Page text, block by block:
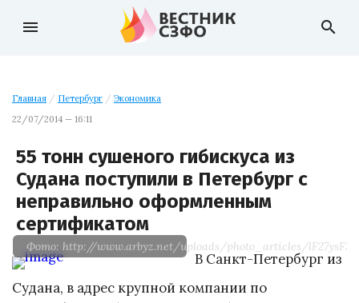
menu search
Главная / Петербург / Экономика
22/07/2014 — 16:11
55 тонн сушеного гибискуса из
Судана поступили в Петербург с
неправильно оформленным
сертификатом
Фото: http://www.arbyz.net/uploads/photo_articles/
В Санкт-Петербург из
Судана, в адрес крупной компании по